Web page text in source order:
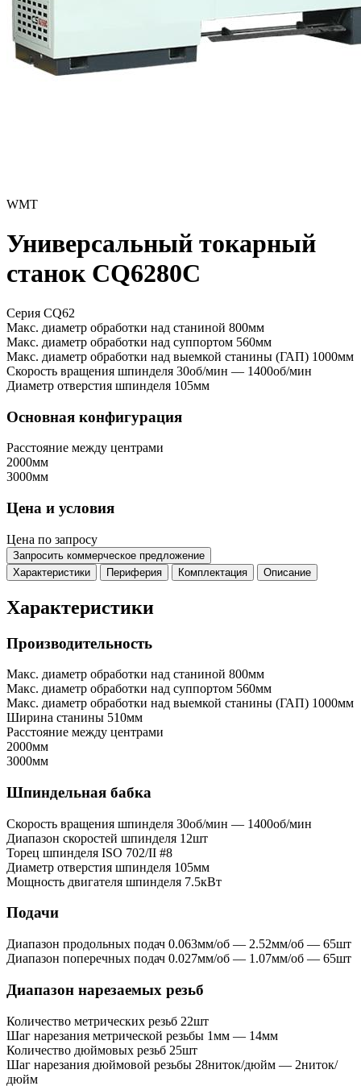
WMT
Универсальный токарный
станок CQ6280C
Серия CQ62
Макс. диаметр обработки над станиной 800мм
Макс. диаметр обработки над суппортом 560мм
Макс. диаметр обработки над выемкой станины (ГАП) 1000мм
Скорость вращения шпинделя 30об/мин — 1400об/мин
Диаметр отверстия шпинделя 105мм
Основная конфигурация
Расстояние между центрами
2000мм
3000мм
Цена и условия
Цена по запросу
Запросить коммерческое предложение
Характеристики
Периферия Комплектация Описание
Характеристики
Производительность
Макс. диаметр обработки над станиной 800мм
Макс. диаметр обработки над суппортом 560мм
Макс. диаметр обработки над выемкой станины (ГАП) 1000мм
Ширина станины 510мм
Расстояние между центрами
2000мм
3000мм
Шпиндельная бабка
Скорость вращения шпинделя 30об/мин — 1400об/мин
Диапазон скоростей шпинделя 12шт
Торец шпинделя ISO 702/II #8
Диаметр отверстия шпинделя 105мм
Мощность двигателя шпинделя 7.5кВт
Подачи
Диапазон продольных подач 0.063мм/об — 2.52мм/об — 65шт
Диапазон поперечных подач 0.027мм/об — 1.07мм/об — 65шт
Диапазон нарезаемых резьб
Количество метрических резьб 22шт
Шаг нарезания метрической резьбы 1мм — 14мм
Количество дюймовых резьб 25шт
Шаг нарезания дюймовой резьбы 28ниток/дюйм — 2ниток/
дюйм